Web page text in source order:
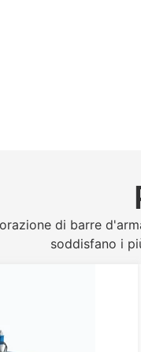
di barre
soddisfano i